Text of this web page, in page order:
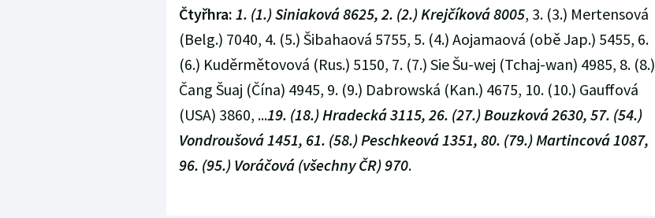
Čtyřhra: 1. (1.) Siniaková 8625, 2. (2.) Krejčíková 8005, 3. (3.) Mertensová
(Belg.) 7040, 4. (5.) Šibahaová 5755, 5. (4.) Aojamaová (obě Jap.) 5455, 6.
(6.) Kuděrmětovová (Rus.) 5150, 7. (7.) Sie Šu-wej (Tchaj-wan) 4985, 8. (8.)
Čang Šuaj (Čína) 4945, 9. (9.) Dabrowská (Kan.) 4675, 10. (10.) Gauffová
(USA) 3860, ...19. (18.) Hradecká 3115, 26. (27.) Bouzková 2630, 57. (54.)
Vondroušová 1451, 61. (58.) Peschkeová 1351, 80. (79.) Martincová 1087,
96. (95.) Voráčová (všechny ČR) 970.